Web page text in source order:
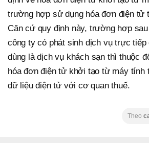
trường hợp sử dụng hóa đơn điện tử
Căn cứ quy định này, trường hợp
công ty có phát sinh dịch vụ trực
dùng là dịch vụ khách sạn thì thuộc
hóa đơn điện tử khởi tạo từ máy tính
dữ liệu điện tử với cơ quan thuế.
Theo